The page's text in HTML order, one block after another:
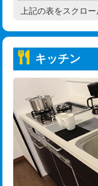
持込商品取付（温水
持込商品取付（普
給水管工事※（ホー
給水管工事※（バン
給水管工事※（支持
給水管工事※（保温
め込み）)
給水管工事※（土の
高度高圧洗浄換
トーラー機使用/3m
追加トーラー機使用/
カメラ調査
桝清掃
止水・漏水調査・防
理・調整・分解・加
上記の表をスクロ
キッチン